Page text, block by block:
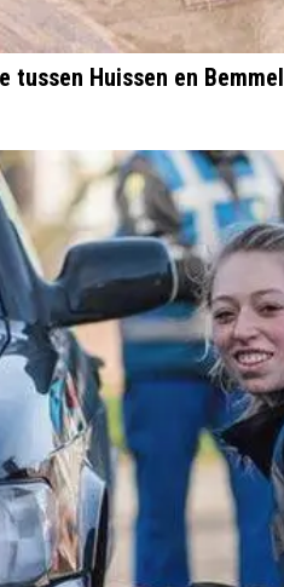
Huissen en Bemmel